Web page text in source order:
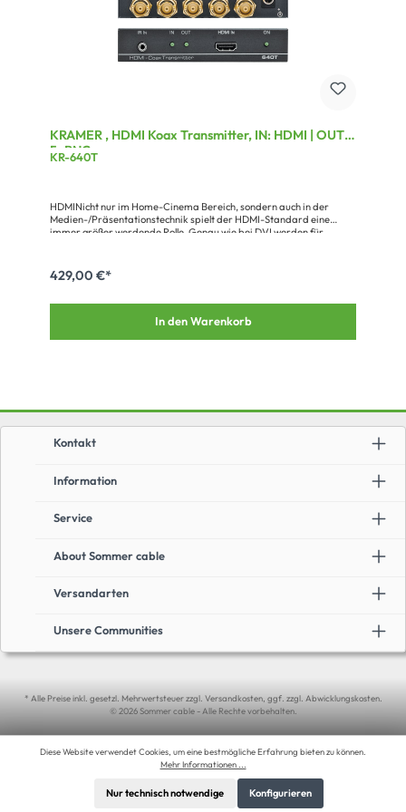
KRAMER , HDMI Koax Transmitter, IN: HDMI | OUT:
5xBNC
KR-640T
HDMINicht nur im Home-Cinema Bereich, sondern auch in der
Medien-/Präsentationstechnik spielt der HDMI-Standard eine
immer größer werdende Rolle. Genau wie bei DVI werden für
HDCP verschlüsselt sein. Wir haben diese HDCP-kompatiblen
Geräte in der Tabelle entsprechend gekennzeichnet.
429,00 €*
In den Warenkorb
Information
Service
About Sommer cable
Versandarten
Unsere Communities
Kontakt
* Alle Preise inkl. gesetzl. Mehrwertsteuer zzgl. Versandkosten, ggf. zzgl. Abwicklungskosten.
© 2026 Sommer cable - Alle Rechte vorbehalten.
Diese Website verwendet Cookies, um eine bestmögliche Erfahrung bieten zu können.
Mehr Informationen ...
Nur technisch notwendige Konfigurieren